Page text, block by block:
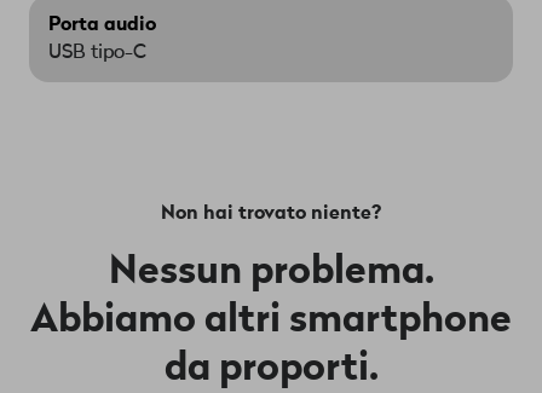
Porta audio
USB tipo-C
Non hai trovato niente?
Nessun problema.
Abbiamo altri smartphone
da proporti.